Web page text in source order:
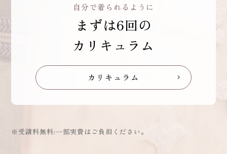
自分で着られるように
まずは6回の
カリキュラム
カリキュラム chevron_right
※受講料無料:一部実費はご負担ください。